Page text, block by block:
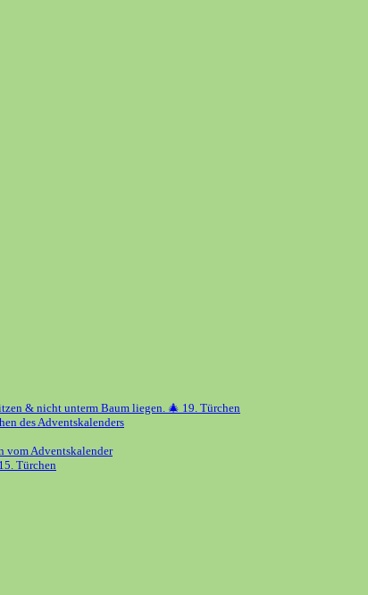
& nicht unterm Baum liegen. 🎄 19. Türchen
des Adventskalenders
vom Adventskalender
Türchen